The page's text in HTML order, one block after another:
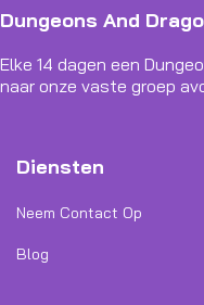
Dungeons And
Elke 14 dagen een
naar onze vaste groep
Diensten
Neem Contact Op
Blog